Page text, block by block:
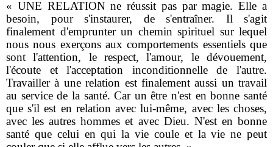
« UNE RELATION ne réussit pas par magie. Elle a
besoin, pour s'instaurer, de s'entraîner. Il s'agit
finalement d'emprunter un chemin spirituel sur lequel
nous nous exerçons aux comportements essentiels que
sont l'attention, le respect, l'amour, le dévouement,
l'écoute et l'acceptation inconditionnelle de l'autre.
Travailler à une relation est finalement aussi un travail
au service de la santé. Car un être n'est en bonne santé
que s'il est en relation avec lui-même, avec les choses,
avec les autres hommes et avec Dieu. N'est en bonne
santé que celui en qui la vie coule et la vie ne peut